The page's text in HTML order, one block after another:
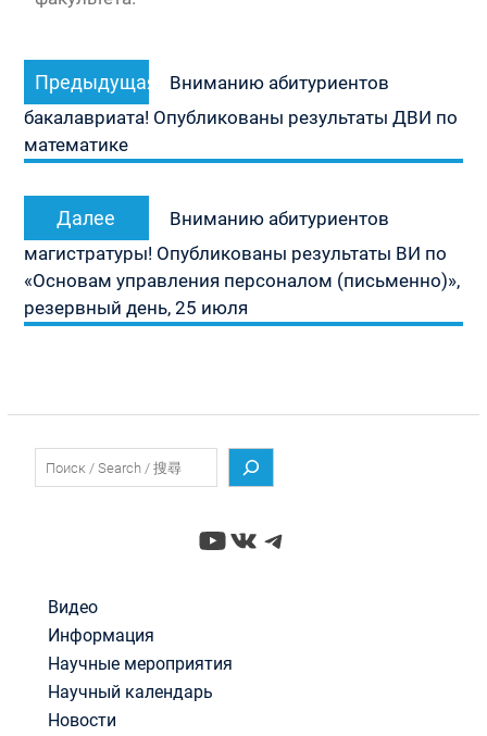
Навигация
по
записям
Предыдущая
запись:
Вниманию абитуриентов
бакалавриата! Опубликованы результаты ДВИ по
математике
Далее
запись:
Вниманию абитуриентов
магистратуры! Опубликованы результаты ВИ по
«Основам управления персоналом (письменно)»,
резервный день, 25 июля
YouTube
ВКонтакте
Telegram
Видео
Информация
Научные мероприятия
Научный календарь
Новости